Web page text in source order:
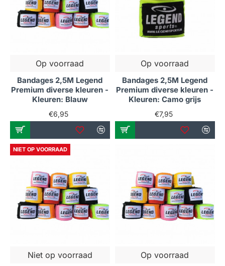
Op voorraad
Bandages 2,5M Legend
Premium diverse kleuren -
Kleuren: Blauw
€6,95
Op voorraad
Bandages 2,5M Legend
Premium diverse kleuren -
Kleuren: Camo grijs
€7,95
NIET OP VOORRAAD
Niet op voorraad Op voorraad